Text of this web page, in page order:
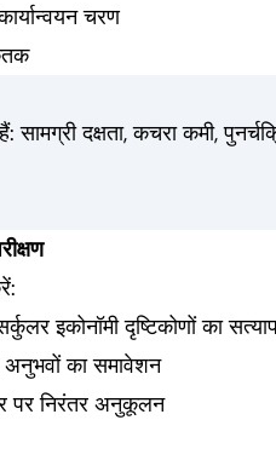
चरण
सामग्री दक्षता, कचरा कमी,
इकोनॉमी दृष्टिकोणों का
अनुभवों का समावेशन
पर निरंतर अनुकूलन